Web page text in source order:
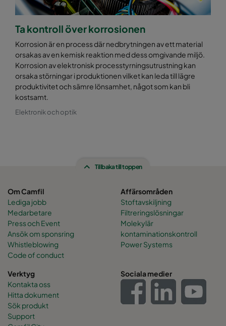
Ta kontroll över korrosionen
Korrosion är en process där nedbrytningen av ett material
orsakas av en kemisk reaktion med dess omgivande miljö.
Korrosion av elektronisk processtyrningsutrustning kan
orsaka störningar i produktionen vilket kan leda till lägre
produktivitet och sämre lönsamhet, något som kan bli
kostsamt.
Elektronik och optik
Tillbaka till toppen
Om Camfil
Lediga jobb
Medarbetare
Press och Event
Ansök om sponsring
Whistleblowing
Code of conduct
Affärsområden
Stoftavskiljning
Filtreringslösningar
Molekylär
kontaminationskontroll
Power Systems
Verktyg
Kontakta oss
Hitta dokument
Sök produkt
Support
Sociala medier